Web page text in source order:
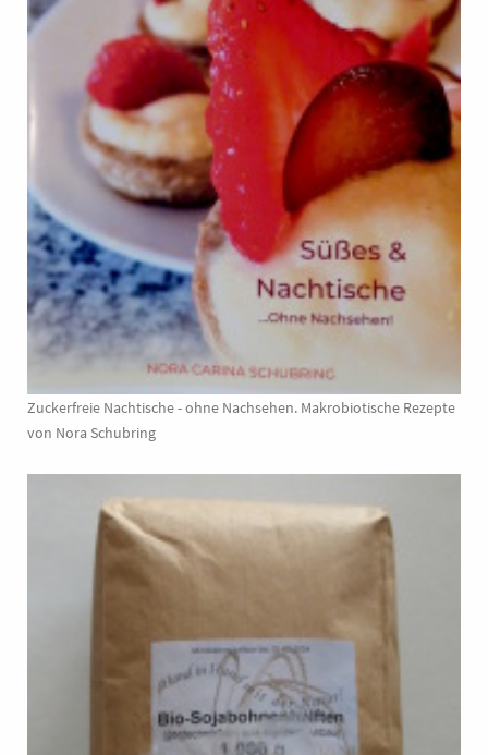
Zuckerfreie Nachtische - ohne Nachsehen. Makrobiotische Rezepte
von Nora Schubring